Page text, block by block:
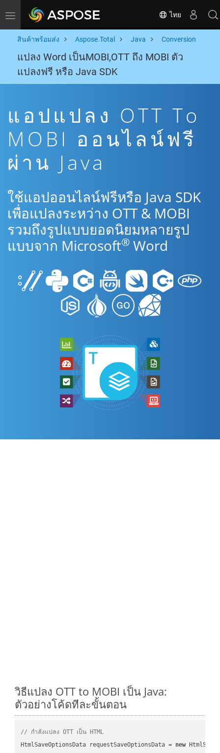
Toggle navigation ไทย
สินค้าพร้อมส่ง Aspose.Total Java Conversion
แปลง Word เป็นMOBI,OTT ถึง MOBI ตัว
แปลงฟรี หรือ Java SDK
แอปแปลง OTT To
MOBI ออนไลน์ฟรี
ผ่าน Java
ใช้แอปออนไลน์ฟรีหรือ Java SDK
เพื่อแปลงระหว่าง OTT & MOBI
รวมถึงรูปแบบยอดนิยมหลายรูป
แบบจาก Microsoft® Word
วิธีแปลง OTT to MOBI เป็น Java:
ตัวอย่างโค้ดทีละขั้นตอน
// กำลังแปลง OTT เป็น HTML
HtmlSaveOptionsData requestSaveOptionsData = new